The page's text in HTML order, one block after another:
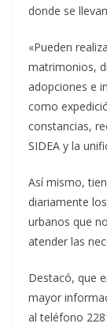
donde se
«Pueden
matrimonios,
adopciones e
como
constancias,
SIDEA y la
Así mismo,
diariamente
urbanos que
atender las
Destacó, que
mayor
al teléfono